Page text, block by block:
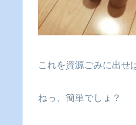
これを資源ごみに出せ
ねっ、簡単でしょ？